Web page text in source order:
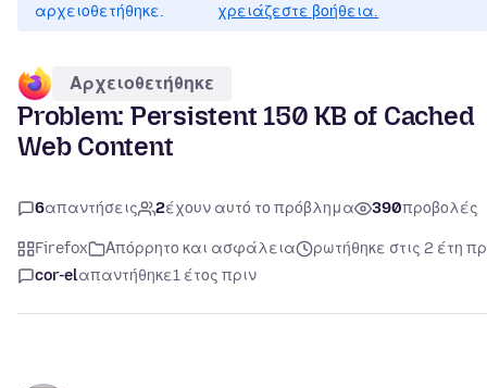
αρχειοθετήθηκε.
χρειάζεστε βοήθεια.
Αρχειοθετήθηκε
Problem: Persistent 150 KB of Cached
Web Content
6απαντήσεις 2έχουν αυτό το πρόβλημα 390προβολές
Firefox Απόρρητο και ασφάλεια
ρωτήθηκε στις 2 έτη
cor-elαπαντήθηκε1 έτος πριν